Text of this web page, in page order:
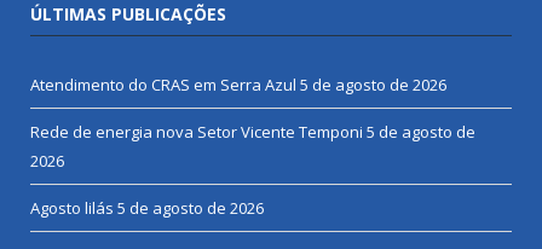
ÚLTIMAS PUBLICAÇÕES
Atendimento do CRAS em Serra Azul 5 de agosto de 2026
Rede de energia nova Setor Vicente Temponi 5 de agosto de
2026
Agosto lilás 5 de agosto de 2026